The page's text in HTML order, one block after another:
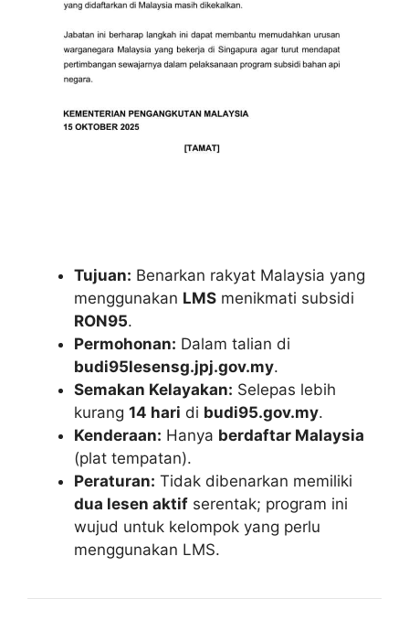
Tujuan: Benarkan rakyat Malaysia yang
menggunakan LMS menikmati subsidi
RON95.
Permohonan: Dalam talian di
budi95lesensg.jpj.gov.my.
Semakan Kelayakan: Selepas lebih
kurang 14 hari di budi95.gov.my.
Kenderaan: Hanya berdaftar Malaysia
(plat tempatan).
Peraturan: Tidak dibenarkan memiliki
dua lesen aktif serentak; program ini
wujud untuk kelompok yang perlu
menggunakan LMS.